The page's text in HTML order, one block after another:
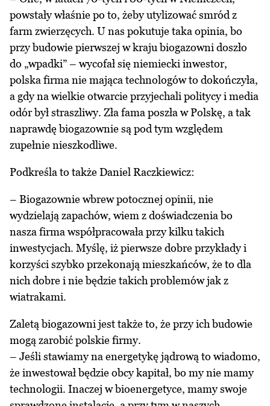
powstały właśnie po to, żeby utylizować smród z
farm zwierzęcych. U nas pokutuje taka opinia, bo
przy budowie pierwszej w kraju biogazowni doszło
do „wpadki” – wycofał się niemiecki inwestor,
polska firma nie mająca technologów to dokończyła,
a gdy na wielkie otwarcie przyjechali politycy i media
odór był straszliwy. Zła fama poszła w Polskę, a tak
naprawdę biogazownie są pod tym względem
zupełnie nieszkodliwe.
Podkreśla to także Daniel Raczkiewicz:
– Biogazownie wbrew potocznej opinii, nie
wydzielają zapachów, wiem z doświadczenia bo
nasza firma współpracowała przy kilku takich
inwestycjach. Myślę, iż pierwsze dobre przykłady i
korzyści szybko przekonają mieszkańców, że to dla
nich dobre i nie będzie takich problemów jak z
wiatrakami.
Zaletą biogazowni jest także to, że przy ich budowie
mogą zarobić polskie firmy.
– Jeśli stawiamy na energetykę jądrową to wiadomo,
że inwestował będzie obcy kapitał, bo my nie mamy
technologii. Inaczej w bioenergetyce, mamy swoje